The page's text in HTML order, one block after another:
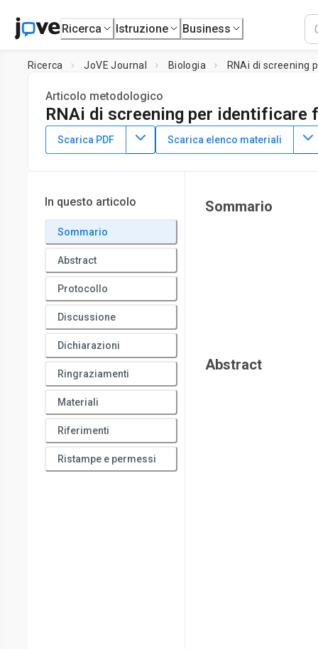
Ricerca Istruzione Business
Ricerca JoVE Journal Biologia RNAi di screening
Articolo metodologico
RNAi di screening per
DOI: 10.3791/3442 13 febbraio 2012
Katherine K. Beifuss1,Tina L. Gumienny1
Scarica PDF Scarica elenco materiali
In questo articolo
Sommario
Abstract
Protocollo
Discussione
Dichiarazioni
Ringraziamenti
Materiali
Riferimenti
Ristampe e permessi
Sommario
Abstract